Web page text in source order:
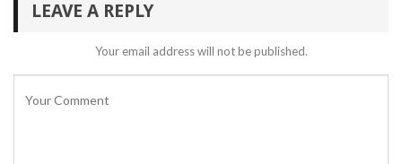
LEAVE A REPLY
Your email address will not be published.